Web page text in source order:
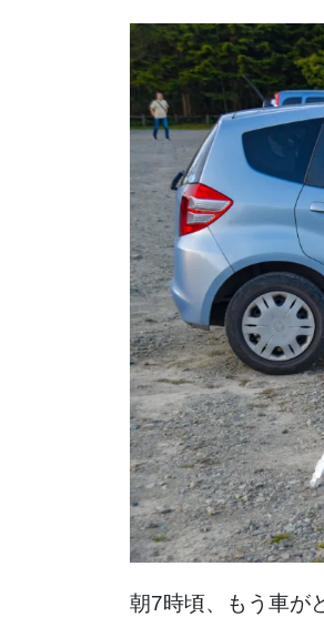
朝7時頃、もう車が